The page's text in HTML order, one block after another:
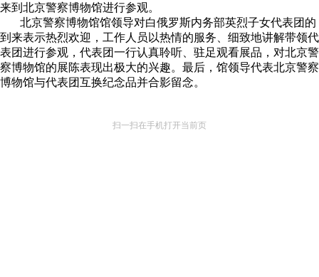
来到北京警察博物馆进行参观。
北京警察博物馆馆领导对白俄罗斯内务部英烈子女代表团的
到来表示热烈欢迎，工作人员以热情的服务、细致地讲解带领代
表团进行参观，代表团一行认真聆听、驻足观看展品，对北京警
察博物馆的展陈表现出极大的兴趣。最后，馆领导代表北京警察
博物馆与代表团互换纪念品并合影留念。
扫一扫在手机打开当前页